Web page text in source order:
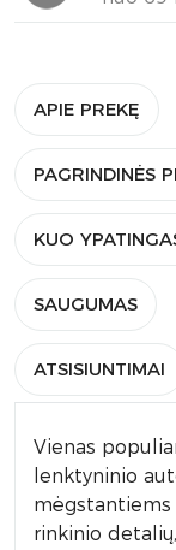
APIE PREKĘ
PAGRINDINĖS
KUO
SAUGUMAS
ATSISIUNTIMAI
Vienas
lenktyninio
rinkinio